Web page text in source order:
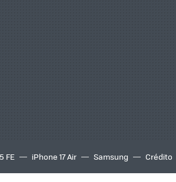
FE iPhone 17 Air Samsung
Crédito